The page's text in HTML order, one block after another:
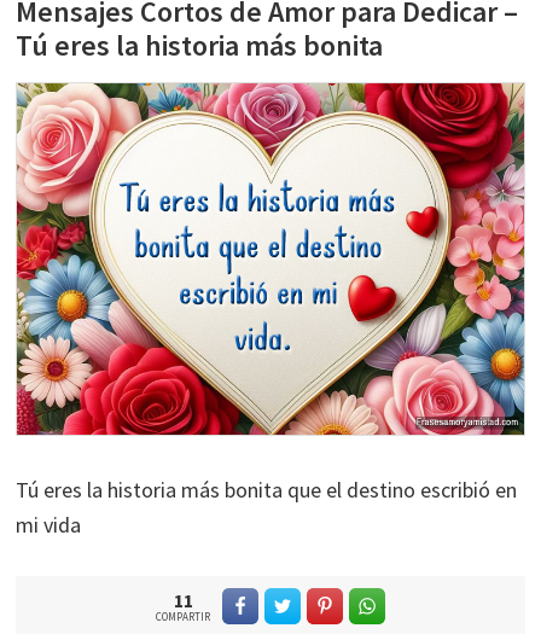
Mensajes Cortos de Amor para Dedicar –
Tú eres la historia más bonita
Tú eres la historia más bonita que el destino escribió en
mi vida
11
COMPARTIR